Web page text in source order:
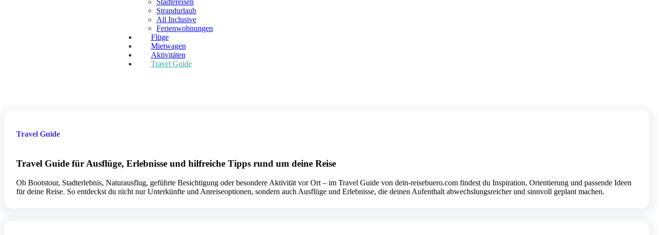
Strandurlaub
All Inclusive
Ferienwohnungen
Flüge
Mietwagen
Aktivitäten
Travel Guide
Travel Guide
Travel Guide für Ausflüge, Erlebnisse und hilfreiche Tipps rund um deine Reise
Ob Bootstour, Stadterlebnis, Naturausflug, geführte Besichtigung oder besondere Aktivität vor Ort – im Travel Guide von dein-reisebuero.com findest du Inspiration, Orientierung und passende Ideen
für deine Reise. So entdeckst du nicht nur Unterkünfte und Anreiseoptionen, sondern auch Ausflüge und Erlebnisse, die deinen Aufenthalt abwechslungsreicher und sinnvoll geplant machen.